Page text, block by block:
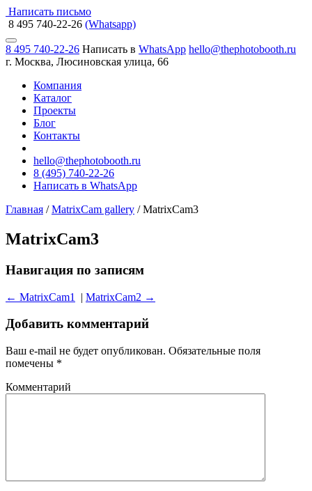
Написать письмо
8 495 740-22-26 (Whatsapp)
8 495 740-22-26 Написать в WhatsApp hello@thephotobooth.ru
г. Москва, Люсиновская улица, 66
Компания
Каталог
Проекты
Блог
Контакты
hello@thephotobooth.ru
8 (495) 740-22-26
Написать в WhatsApp
Главная /MatrixCam gallery /MatrixCam3
MatrixCam3
Навигация по записям
← MatrixCam1 | MatrixCam2 →
Добавить комментарий
Ваш e-mail не будет опубликован. Обязательные поля
помечены *
Комментарий